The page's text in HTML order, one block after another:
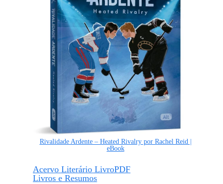
Rivalidade Ardente – Heated Rivalry por Rachel Reid |
eBook
Acervo Literário LivroPDF
Livros e Resumos